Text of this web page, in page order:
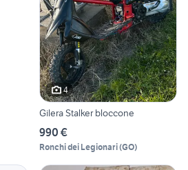
4
Gilera Stalker bloccone
990 €
Ronchi dei Legionari(GO)